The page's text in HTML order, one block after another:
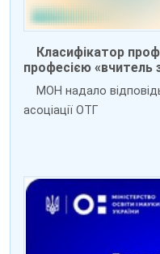
Класифікатор
професією «вчитель
МОН надало
асоціації ОТГ